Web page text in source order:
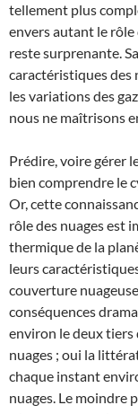
tellement plus
envers autant le rôle
reste surprenante.
caractéristiques des
les variations des
nous ne maîtrisons
Prédire, voire gérer
bien comprendre le
Or, cette
rôle des nuages est
thermique de la
leurs
couverture
conséquences
environ le deux tiers
nuages ; oui la
chaque instant
nuages. Le moindre